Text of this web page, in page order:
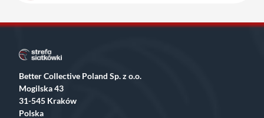
Better Collective Poland Sp. z o.o.
Mogilska 43
31-545 Kraków
Polska